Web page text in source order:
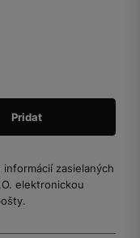
zasielaných
elektronickou